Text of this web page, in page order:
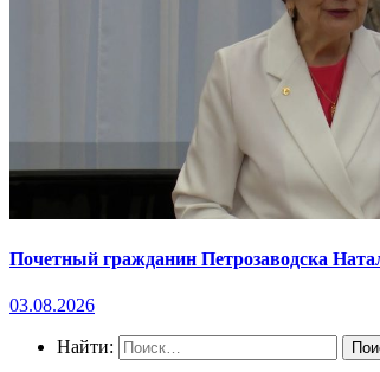
Почетный гражданин Петрозаводска
03.08.2026
Найти: